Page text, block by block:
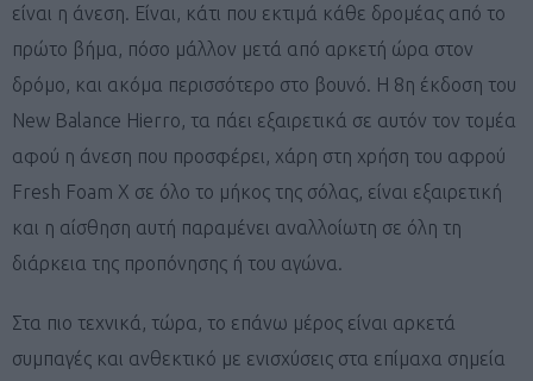
είναι η άνεση. Είναι, κάτι που εκτιμά κάθε δρομέας από το
πρώτο βήμα, πόσο μάλλον μετά από αρκετή ώρα στον
δρόμο, και ακόμα περισσότερο στο βουνό. Η 8η έκδοση του
New Balance Hierro, τα πάει εξαιρετικά σε αυτόν τον τομέα
αφού η άνεση που προσφέρει, χάρη στη χρήση του αφρού
Fresh Foam X σε όλο το μήκος της σόλας, είναι εξαιρετική
και η αίσθηση αυτή παραμένει αναλλοίωτη σε όλη τη
διάρκεια της προπόνησης ή του αγώνα.
Στα πιο τεχνικά, τώρα, το επάνω μέρος είναι αρκετά
συμπαγές και ανθεκτικό με ενισχύσεις στα επίμαχα σημεία